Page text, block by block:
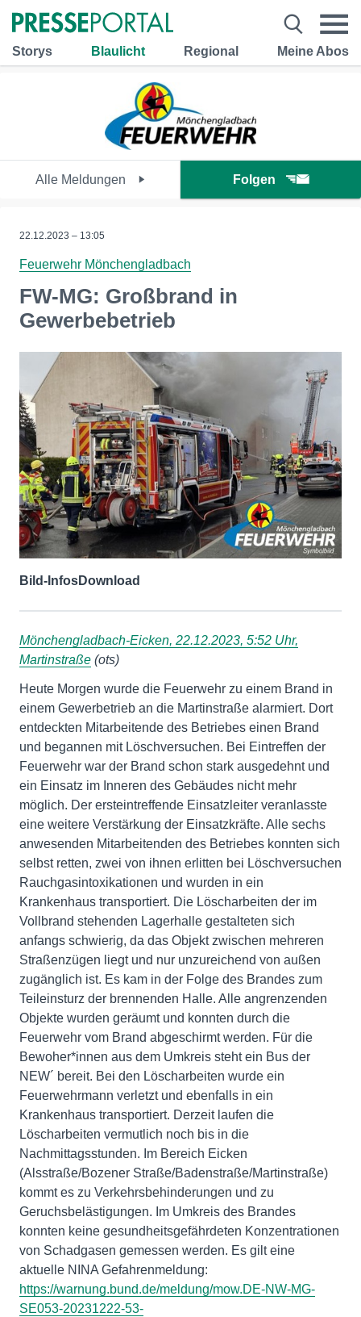
Storys Blaulicht Regional Meine Abos
Alle Meldungen Folgen
22.12.2023 – 13:05
Feuerwehr Mönchengladbach
FW-MG: Großbrand in
Gewerbebetrieb
Bild-InfosDownload
Mönchengladbach-Eicken, 22.12.2023, 5:52 Uhr,
Martinstraße (ots)
Heute Morgen wurde die Feuerwehr zu einem Brand in
einem Gewerbetrieb an die Martinstraße alarmiert. Dort
entdeckten Mitarbeitende des Betriebes einen Brand
und begannen mit Löschversuchen. Bei Eintreffen der
Feuerwehr war der Brand schon stark ausgedehnt und
ein Einsatz im Inneren des Gebäudes nicht mehr
möglich. Der ersteintreffende Einsatzleiter veranlasste
eine weitere Verstärkung der Einsatzkräfte. Alle sechs
anwesenden Mitarbeitenden des Betriebes konnten sich
selbst retten, zwei von ihnen erlitten bei Löschversuchen
Rauchgasintoxikationen und wurden in ein
Krankenhaus transportiert. Die Löscharbeiten der im
Vollbrand stehenden Lagerhalle gestalteten sich
anfangs schwierig, da das Objekt zwischen mehreren
Straßenzügen liegt und nur unzureichend von außen
zugänglich ist. Es kam in der Folge des Brandes zum
Teileinsturz der brennenden Halle. Alle angrenzenden
Objekte wurden geräumt und konnten durch die
Feuerwehr vom Brand abgeschirmt werden. Für die
Bewoher*innen aus dem Umkreis steht ein Bus der
NEW´ bereit. Bei den Löscharbeiten wurde ein
Feuerwehrmann verletzt und ebenfalls in ein
Krankenhaus transportiert. Derzeit laufen die
Löscharbeiten vermutlich noch bis in die
Nachmittagsstunden. Im Bereich Eicken
(Alsstraße/Bozener Straße/Badenstraße/Martinstraße)
kommt es zu Verkehrsbehinderungen und zu
Geruchsbelästigungen. Im Umkreis des Brandes
konnten keine gesundheitsgefährdeten Konzentrationen
von Schadgasen gemessen werden. Es gilt eine
aktuelle NINA Gefahrenmeldung:
https://warnung.bund.de/meldung/mow.DE-NW-MG-
SE053-20231222-53-